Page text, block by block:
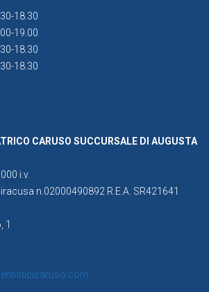
18.30
19.00
18.30
18.30
CARUSO SUCCURSALE DI AUGUSTA
i.v.
n.02000490892 R.E.A. SR421641
1